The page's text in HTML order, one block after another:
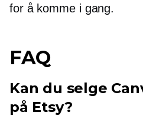
for å komme i gang.
FAQ
Kan du selge
på Etsy?